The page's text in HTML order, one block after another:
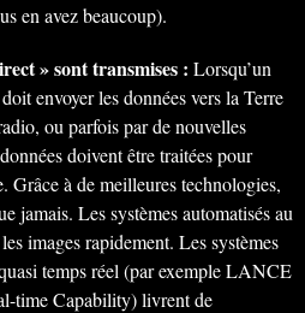
en avez beaucoup).
» sont transmises : Lorsqu’un
envoyer les données vers la Terre
ou parfois par de nouvelles
doivent être traitées pour
Grâce à de meilleures technologies,
jamais. Les systèmes automatisés au
images rapidement. Les systèmes
temps réel (par exemple LANCE
time Capability) livrent de